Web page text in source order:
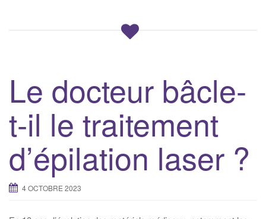
Le docteur bâcle-
t-il le traitement
d’épilation laser ?
4 OCTOBRE 2023